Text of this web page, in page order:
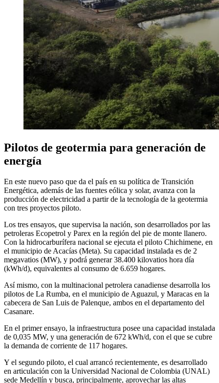
Pilotos de geotermia para generación de
energía
En este nuevo paso que da el país en su política de Transición
Energética, además de las fuentes eólica y solar, avanza con la
producción de electricidad a partir de la tecnología de la geotermia
con tres proyectos piloto.
Los tres ensayos, que supervisa la nación, son desarrollados por las
petroleras Ecopetrol y Parex en la región del pie de monte llanero.
Con la hidrocarburífera nacional se ejecuta el piloto Chichimene, en
el municipio de Acacías (Meta). Su capacidad instalada es de 2
megavatios (MW), y podrá generar 38.400 kilovatios hora día
(kWh/d), equivalentes al consumo de 6.659 hogares.
Así mismo, con la multinacional petrolera canadiense desarrolla los
pilotos de La Rumba, en el municipio de Aguazul, y Maracas en la
cabecera de San Luis de Palenque, ambos en el departamento del
Casanare.
En el primer ensayo, la infraestructura posee una capacidad instalada
de 0,035 MW, y una generación de 672 kWh/d, con el que se cubre
la demanda de corriente de 117 hogares.
Y el segundo piloto, el cual arrancó recientemente, es desarrollado
en articulación con la Universidad Nacional de Colombia (UNAL)
sede Medellín y busca, principalmente, aprovechar las altas